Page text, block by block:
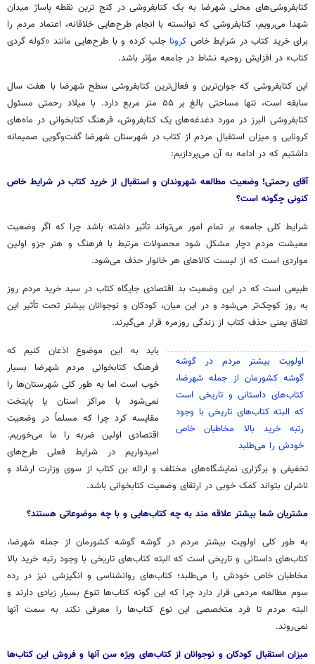
کتابفروشی‌های محلی شهرضا به یک کتابفروشی در کنج ترین نقطه پاساژ میدان
شهدا می‌رویم، کتابفروشی که توانسته با انجام طرح‌هایی خلاقانه، اعتماد مردم را
برای خرید کتاب در شرایط خاص کرونا جلب کرده و با طرح‌هایی مانند «کوله گردی
کتاب» در افزایش روحیه نشاط در جامعه مؤثر باشد.
این کتابفروشی که جوان‌ترین و فعال‌ترین کتابفروشی سطح شهرضا با هفت سال
سابقه است، تنها مساحتی بالغ بر ۵۵ متر مربع دارد. با میلاد رحمتی مسئول
کتابفروشی البرز در مورد دغدغه‌های یک کتابفروش، فرهنگ کتابخوانی در ماه‌های
کرونایی و میزان استقبال مردم از کتاب در شهرستان شهرضا گفت‌وگویی صمیمانه
داشتیم که در ادامه به آن می‌پردازیم:
آقای رحمتی! وضعیت مطالعه شهروندان و استقبال از خرید کتاب در شرایط خاص
کنونی چگونه است؟
شرایط کلی جامعه بر تمام امور می‌تواند تأثیر داشته باشد چرا که اگر وضعیت
معیشت مردم دچار مشکل شود محصولات مرتبط با فرهنگ و هنر جزو اولین
مواردی است که از لیست کالاهای هر خانوار حذف می‌شود.
طبیعی است که در این وضعیت بد اقتصادی جایگاه کتاب در سبد خرید مردم روز
به روز کوچک‌تر می‌شود و در این میان، کودکان و نوجوانان بیشتر تحت تأثیر این
اتفاق یعنی حذف کتاب از زندگی روزمره قرار می‌گیرند.
اولویت بیشتر مردم در گوشه
گوشه کشورمان از جمله شهرضا،
کتاب‌های داستانی و تاریخی است
که البته کتاب‌های تاریخی با وجود
رتبه خرید بالا مخاطبان خاص
خودش را می‌طلبد
باید به این موضوع اذعان کنیم که
فرهنگ کتابخوانی مردم شهرضا بسیار
خوب است اما به طور کلی شهرستان‌ها را
نمی‌شود با مراکز استان یا پایتخت
مقایسه کرد چرا که مسلماً در وضعیت
اقتصادی اولین ضربه را ما می‌خوریم.
امیدواریم در شرایط فعلی طرح‌های
تخفیفی و برگزاری نمایشگاه‌های مختلف و ارائه بن کتاب از سوی وزارت ارشاد و
ناشران بتواند کمک خوبی در ارتقای وضعیت کتابخوانی باشد.
مشتریان شما بیشتر علاقه مند به چه کتاب‌هایی و با چه موضوعاتی هستند؟
به طور کلی اولویت بیشتر مردم در گوشه گوشه کشورمان از جمله شهرضا،
کتاب‌های داستانی و تاریخی است که البته کتاب‌های تاریخی با وجود رتبه خرید بالا
مخاطبان خاص خودش را می‌طلبد؛ کتاب‌های روانشناسی و انگیزشی نیز در رده
سوم مطالعه مردمی قرار دارد چرا که این گونه کتاب‌ها تنوع بسیار زیادی دارند و
البته مردم تا فرد متخصصی این نوع کتاب‌ها را معرفی نکند به سمت آنها
نمی‌روند.
میزان استقبال کودکان و نوجوانان از کتاب‌های ویژه سن آنها و فروش این کتاب‌ها